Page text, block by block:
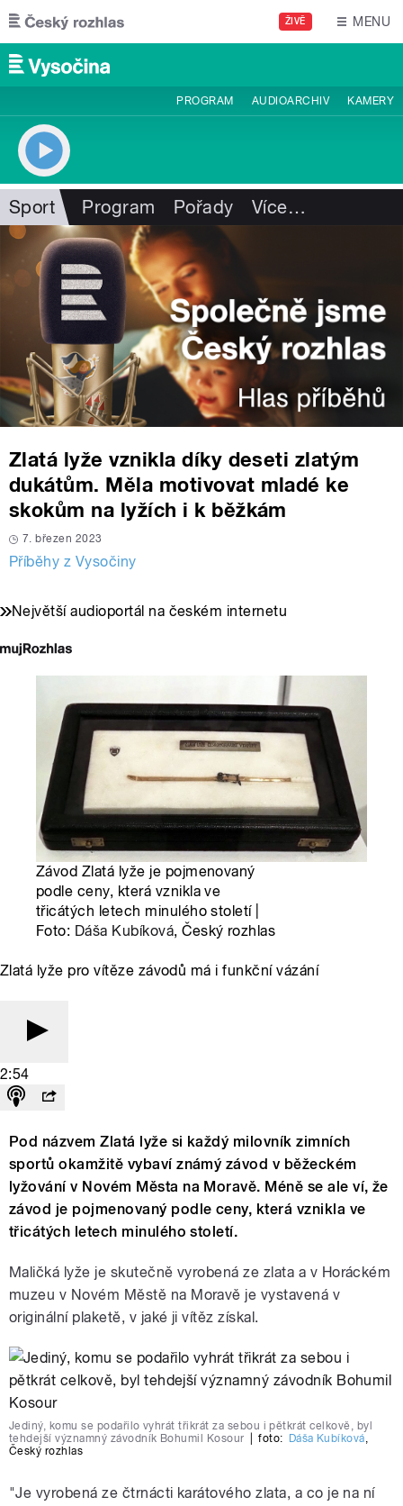
Přejít k hlavnímu obsahu
ŽIVĚ MENU
PROGRAM AUDIOARCHIV KAMERY
Sport Program Pořady Více…
Zlatá lyže vznikla díky deseti zlatým
dukátům. Měla motivovat mladé ke
skokům na lyžích i k běžkám
7. březen 2023
Příběhy z Vysočiny
Největší audioportál na českém internetu
Závod Zlatá lyže je pojmenovaný
podle ceny, která vznikla ve
třicátých letech minulého století |
Foto: Dáša Kubíková, Český rozhlas
Zlatá lyže pro vítěze závodů má i funkční vázání
2:54
Pod názvem Zlatá lyže si každý milovník zimních
sportů okamžitě vybaví známý závod v běžeckém
lyžování v Novém Města na Moravě. Méně se ale ví, že
závod je pojmenovaný podle ceny, která vznikla ve
třicátých letech minulého století.
Maličká lyže je skutečně vyrobená ze zlata a v Horáckém
muzeu v Novém Městě na Moravě je vystavená v
originální plaketě, v jaké ji vítěz získal.
Jediný, komu se podařilo vyhrát třikrát za sebou i pětkrát celkově, byl
tehdejší významný závodník Bohumil Kosour
foto: Dáša Kubíková,
Český rozhlas
"Je vyrobená ze čtrnácti karátového zlata, a co je na ní